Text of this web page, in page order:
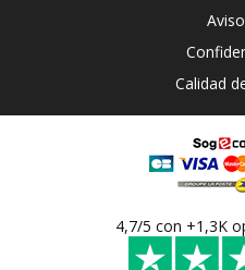
Calidad
4,7/5 con +1,3K